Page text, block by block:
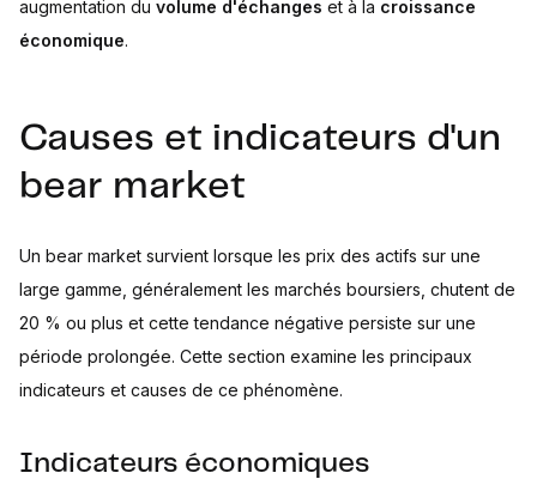
augmentation du volume d'échanges et à la croissance
économique.
Causes et indicateurs d'un
bear market
Un bear market survient lorsque les prix des actifs sur une
large gamme, généralement les marchés boursiers, chutent de
20 % ou plus et cette tendance négative persiste sur une
période prolongée. Cette section examine les principaux
indicateurs et causes de ce phénomène.
Indicateurs économiques